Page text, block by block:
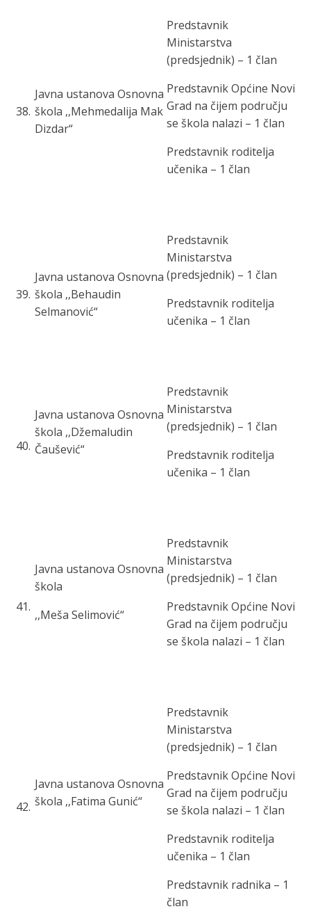
38.
Javna ustanova Osnovna
škola ,,Mehmedalija Mak
Dizdar“
Predstavnik
Ministarstva
(predsjednik) – 1 član
Predstavnik Općine Novi
Grad na čijem području
se škola nalazi – 1 član
Predstavnik roditelja
učenika – 1 član
39.
Javna ustanova Osnovna
škola ,,Behaudin
Selmanović“
Predstavnik
Ministarstva
(predsjednik) – 1 član
Predstavnik roditelja
učenika – 1 član
40.
Javna ustanova Osnovna
škola ,,Džemaludin
Čaušević“
Predstavnik
Ministarstva
(predsjednik) – 1 član
Predstavnik roditelja
učenika – 1 član
41.
Javna ustanova Osnovna
škola
,,Meša Selimović“
Predstavnik
Ministarstva
(predsjednik) – 1 član
Predstavnik Općine Novi
Grad na čijem području
se škola nalazi – 1 član
42.
Javna ustanova Osnovna
škola ,,Fatima Gunić“
Predstavnik
Ministarstva
(predsjednik) – 1 član
Predstavnik Općine Novi
Grad na čijem području
se škola nalazi – 1 član
Predstavnik roditelja
učenika – 1 član
Predstavnik radnika – 1
član